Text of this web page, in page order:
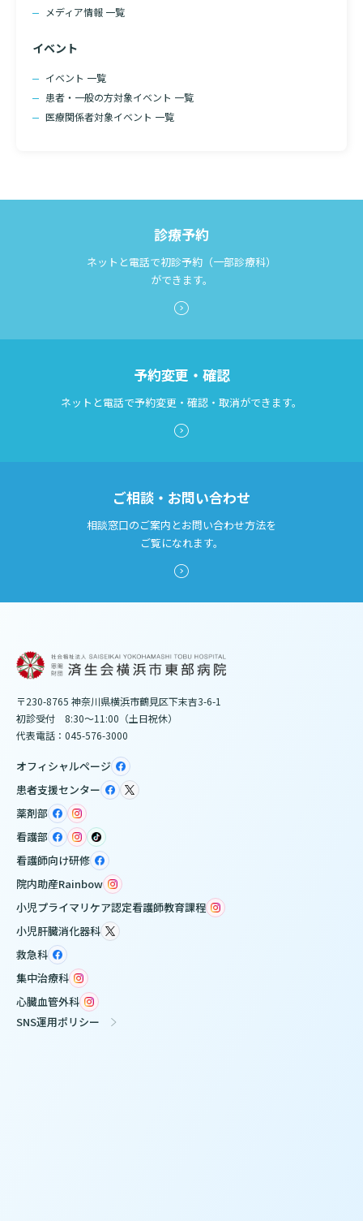
公式SNSアカウント一覧
LINEサービスについて
無料低額診療のご案内
東部病院の就労支援サービス
ご相談・お問い合わせ
取材の申し込み
メディア情報 一覧
イベント
イベント 一覧
患者・一般の方対象イベント 一覧
医療関係者対象イベント 一覧
診療予約
ネットと電話で初診予約（一部診療科）
ができます。
予約変更・確認
ネットと電話で予約変更・確認・取消ができます。
ご相談・お問い合わせ
相談窓口のご案内とお問い合わせ方法を
ご覧になれます。
〒230-8765 神奈川県横浜市鶴見区下末吉3-6-1
初診受付 8:30～11:00（土日祝休）
代表電話：045-576-3000
オフィシャルページ
患者支援センター
薬剤部
看護部
看護師向け研修
院内助産Rainbow
小児プライマリケア認定看護師教育課程
小児肝臓消化器科
救急科
集中治療科
心臓血管外科
SNS運用ポリシー